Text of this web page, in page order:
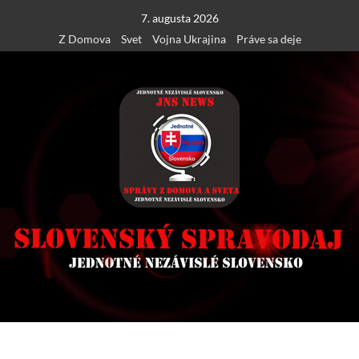
content
7. augusta 2026
Z Domova
Svet Vojna Ukrajina Práve sa deje